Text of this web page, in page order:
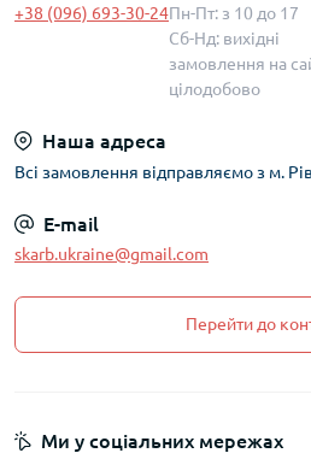
+38 (096) 693-30-24Пн-Пт: з 10 до 17
Сб-Нд: вихідні
замовлення на
цілодобово
Наша адреса
Всі замовлення відправляємо з м.
E-mail
skarb.ukraine@gmail.com
Перейти до
Ми у соціальних мережах